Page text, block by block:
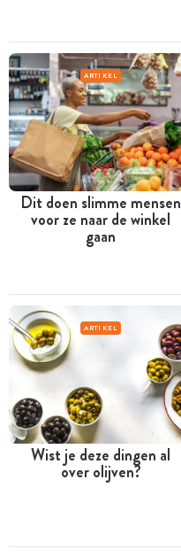
ARTIKEL
Dit doen slimme mensen
voor ze naar de winkel
gaan
ARTIKEL
Wist je deze dingen al
over olijven?